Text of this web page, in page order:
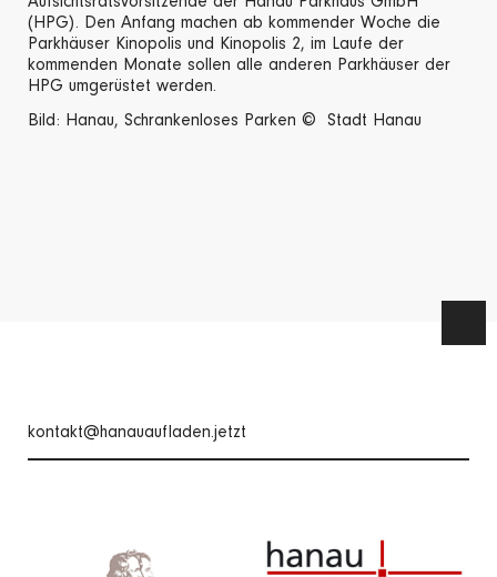
(HPG). Den Anfang machen ab kommender Woche die
Parkhäuser Kinopolis und Kinopolis 2, im Laufe der
kommenden Monate sollen alle anderen Parkhäuser der
HPG umgerüstet werden.
Bild: Hanau, Schrankenloses Parken © Stadt Hanau
kontakt@hanauaufladen.jetzt